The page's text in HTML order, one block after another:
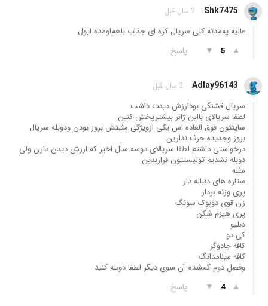
Shk7475 2 سال قبل
عالیه یه‌مدته کلی سریال کره ای جذاب باهم‌اومده ایول
▲
5
▼ پاسخ
Adlay96143 2 سال قبل
سریال قشنگی بودارزش دیدت داشت
لطفا سریالای بااین ژانر بیشترپخش کنین
سایتتون فوق العاده اس یکی ازویژگی مثبتش بروز بودن ودوبله سریال
بروز وجدیده حرف ندارین
درخواستی داشتم لطفا سریالای دوسه سال اخیر که ارزش دیدن دارن ولی
دوبله نشدیم تولیستتون قراربدین
مثله
ستاره های دنباله دار
پری وزنه بردار
زن قوی دوبوک سونگ
پری هیزم شکن
دبلیو
کی دو
کافه جادوگر
کافه مینامدانگ
وفصل دوم گمشده آن سوی دیگر لطفا دوبله کنید
▲
4
▼ پاسخ